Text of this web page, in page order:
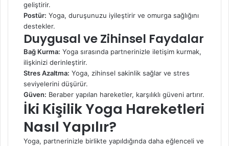
geliştirir.
Postür: Yoga, duruşunuzu iyileştirir ve omurga sağlığını
destekler.
Duygusal ve Zihinsel Faydalar
Bağ Kurma: Yoga sırasında partnerinizle iletişim kurmak,
ilişkinizi derinleştirir.
Stres Azaltma: Yoga, zihinsel sakinlik sağlar ve stres
seviyelerini düşürür.
Güven: Beraber yapılan hareketler, karşılıklı güveni artırır.
İki Kişilik Yoga Hareketleri
Nasıl Yapılır?
Yoga, partnerinizle birlikte yapıldığında daha eğlenceli ve